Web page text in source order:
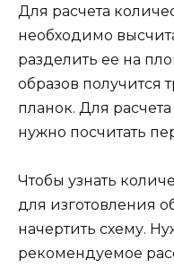
Для расчета
необходимо
разделить ее на
образов получится
планок. Для
нужно посчитать
Чтобы узнать
для изготовления
начертить схему.
рекомендуемое